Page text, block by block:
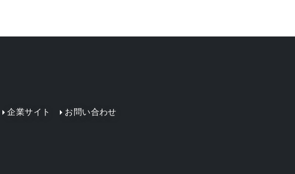
企業サイト お問い合わせ